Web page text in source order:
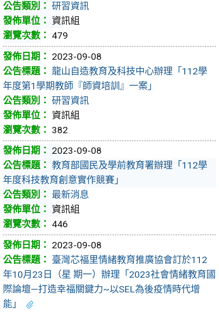
研習資訊
資訊組
479
2023-09-08
龍山自造教育及科技中心辦理「112學
年度第1學期教師『師資培訓』一案」
研習資訊
資訊組
382
2023-09-08
教育部國民及學前教育署辦理「112學
年度科技教育創意實作競賽」
最新消息
資訊組
446
2023-09-08
臺灣芯福里情緒教育推廣協會訂於112
年10月23日（星 期一）辦理「2023社會情緒教育國
際論壇—打造幸福關鍵力~以SEL為後疫情時代增
能」